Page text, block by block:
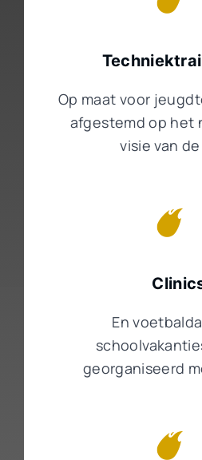
Op maat voor
afgestemd op het
visie van
En
georganiseerd